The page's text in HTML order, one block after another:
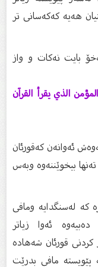
هەیە کەکەسانی تر
بایت نەکات و واز
الذي يقرأ القرآن
ئەوانەن کەقورئان
بیخوێننەوە وبەس
لەسنگدایە ومافی
ئەوا زیاتر
قورئان شەهادە
مافی بدرێت